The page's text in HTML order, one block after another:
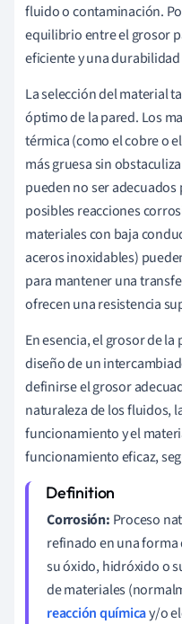
fluido o contaminación.
equilibrio entre el grosor
eficiente y una
La selección del material
óptimo de la pared. Los
térmica (como el cobre o
más gruesa sin
pueden no ser
posibles reacciones
materiales con baja
aceros inoxidables)
para mantener una
ofrecen una resistencia
En esencia, el grosor de
diseño de un
definirse el grosor
naturaleza de los fluidos,
funcionamiento y el
funcionamiento eficaz,
Corrosión: Proceso
refinado en una
su óxido, hidróxido o
de materiales
reacción químicay/o